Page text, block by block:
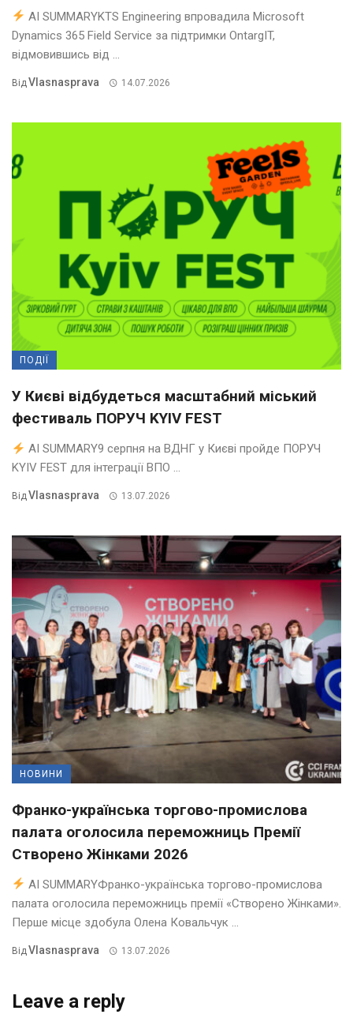
AI SUMMARYKTS Engineering впровадила Microsoft
Dynamics 365 Field Service за підтримки OntargIT,
відмовившись від ...
Від Vlasnasprava 14.07.2026
ПОДІЇ
У Києві відбудеться масштабний міський
фестиваль ПОРУЧ KYIV FEST
AI SUMMARY9 серпня на ВДНГ у Києві пройде ПОРУЧ
KYIV FEST для інтеграції ВПО ...
ВідVlasnasprava 13.07.2026
НОВИНИ
Франко-українська торгово-промислова
палата оголосила переможниць Премії
Створено Жінками 2026
AI SUMMARYФранко-українська торгово-промислова
палата оголосила переможниць премії «Створено Жінками».
Перше місце здобула Олена Ковальчук ...
Від Vlasnasprava 13.07.2026
Leave a reply